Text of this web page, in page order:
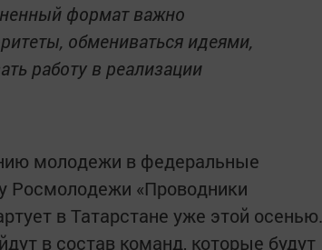
формат важно
обмениваться идеями,
работу в реализации
молодежи в федеральные
Росмолодежи «Проводники
в Татарстане уже этой осенью.
в состав команд, которые будут